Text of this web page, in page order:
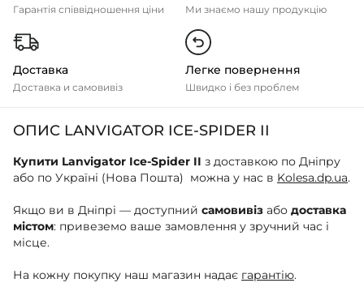
Гарантія співвідношення ціни Ми знаємо нашу продукцію
Доставка
Доставка и самовивіз
Легке повернення
Швидко і без проблем
ОПИС LANVIGATOR ICE-SPIDER II
Купити Lanvigator Ice-Spider II з доставкою по Дніпру
або по Україні (Нова Пошта) можна у нас в Kolesa.dp.ua.
Якщо ви в Дніпрі — доступний самовивіз або доставка
містом: привеземо ваше замовлення у зручний час і
місце.
На кожну покупку наш магазин надає гарантію.